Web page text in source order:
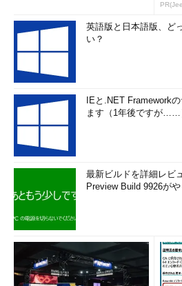
英語版と日本語版、ど
い？
IEと.NET Framework
ます（1年後ですが……
最新ビルドを詳細レビ
Preview Build 9926が